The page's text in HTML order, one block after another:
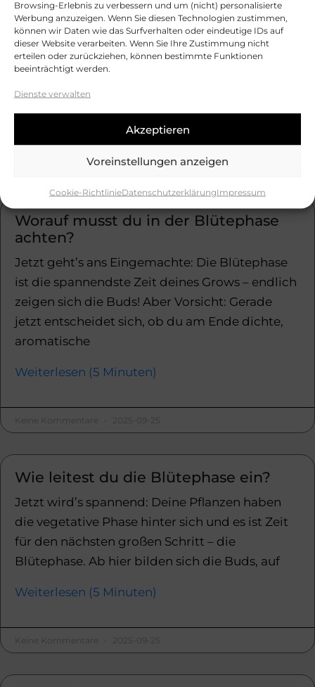
Browsing-Erlebnis zu verbessern und um (nicht) personalisierte
Werbung anzuzeigen. Wenn Sie diesen Technologien zustimmen,
können wir Daten wie das Surfverhalten oder eindeutige IDs auf
dieser Website verarbeiten. Wenn Sie Ihre Zustimmung nicht
erteilen oder zurückziehen, können bestimmte Funktionen
beeinträchtigt werden.
Dienste verwalten
Akzeptieren
Voreinstellungen anzeigen
Cookie-RichtlinieDatenschutzerklärungImpressum
Der große Moment rückt näher – die Blüten
sind fett, die Geduld am Ende. Aber aufgepasst:
Zu früh geerntet = verschenktes Potenzial. Zu
spät geerntet = schwache Qualität.Die Lösung
Weiterlesen (5 Minuten)
Keine Kommentare 2025-09-25
Worauf musst du in der Blütephase
achten?
Jetzt geht’s ans Eingemachte: Die Blütephase
ist die spannendste Zeit deines Grows – endlich
zeigen sich die Buds! Aber Vorsicht: Gerade
jetzt entscheidet sich, ob du am Ende dichte,
aromatische
Weiterlesen (5 Minuten)
Keine Kommentare
Wie leitest du die Blütephase ein?
Jetzt wird’s spannend: Deine Pflanzen haben
die vegetative Phase hinter sich und es ist Zeit
für den nächsten großen Schritt – die
Blütephase. Ab hier bilden sich die Buds, auf
Weiterlesen (5 Minuten)
Keine Kommentare